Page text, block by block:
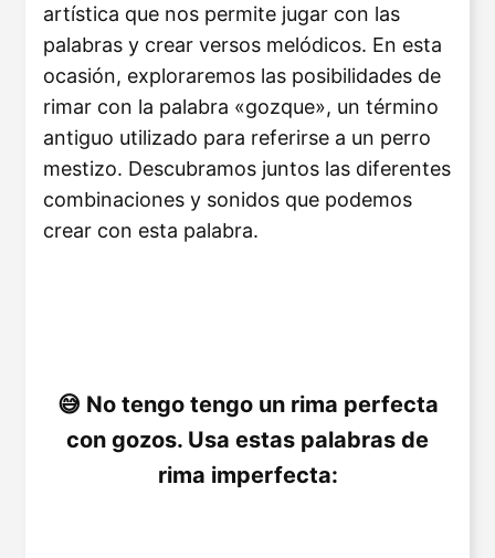
artística que nos permite jugar con las
palabras y crear versos melódicos. En esta
ocasión, exploraremos las posibilidades de
rimar con la palabra «gozque», un término
antiguo utilizado para referirse a un perro
mestizo. Descubramos juntos las diferentes
combinaciones y sonidos que podemos
crear con esta palabra.
No tengo tengo un rima perfecta
con gozos. Usa estas palabras de
rima imperfecta: